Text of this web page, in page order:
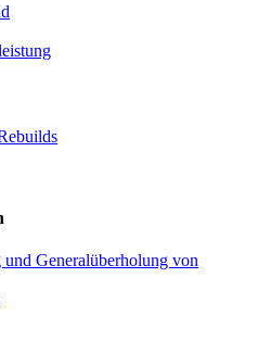
und Generalüberholung von